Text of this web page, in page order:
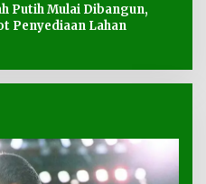
Putih Mulai Dibangun,
Penyediaan Lahan